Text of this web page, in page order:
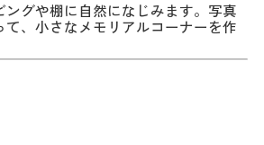
グや棚に自然になじみます。写真
、小さなメモリアルコーナーを作